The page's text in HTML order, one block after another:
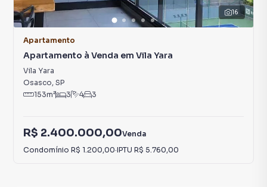
16
Apartamento
Apartamento à Venda em Vila Yara
Vila Yara
Osasco, SP
153m² 3 4 3
R$ 2.400.000,00Venda
Condomínio R$ 1.200,00·IPTU R$ 5.760,00